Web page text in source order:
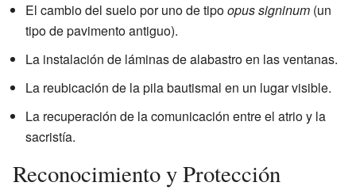
El cambio del suelo por uno de tipoopus signinum (un
tipo de pavimento antiguo).
La instalación de láminas de alabastro en las ventanas.
La reubicación de la pila bautismal en un lugar visible.
La recuperación de la comunicación entre el atrio y la
sacristía.
Reconocimiento y Protección